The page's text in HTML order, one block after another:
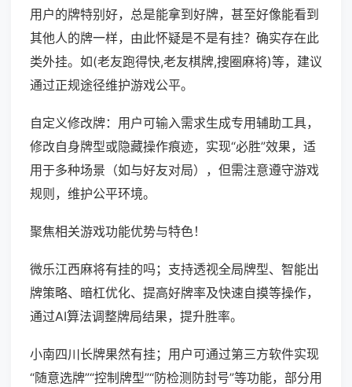
用户的牌特别好，总是能拿到好牌，甚至好像能看到
其他人的牌一样，由此怀疑是不是有挂？确实存在此
类外挂。如(老友跑得快,老友棋牌,搜圈麻将)等，建议
通过正规途径维护游戏公平。
自定义修改牌：用户可输入需求生成专用辅助工具，
修改自身牌型或隐藏操作痕迹，实现“必胜”效果，适
用于多种场景（如与好友对局），但需注意遵守游戏
规则，维护公平环境。
聚焦相关游戏功能优势与特色！
微乐江西麻将有挂的吗；支持透视全局牌型、智能出
牌策略、暗杠优化、提高好牌率及快速自摸等操作，
通过AI算法调整牌局结果，提升胜率。
小南四川长牌果然有挂；用户可通过第三方软件实现
“随意选牌”“控制牌型”“防检测防封号”等功能，部分用